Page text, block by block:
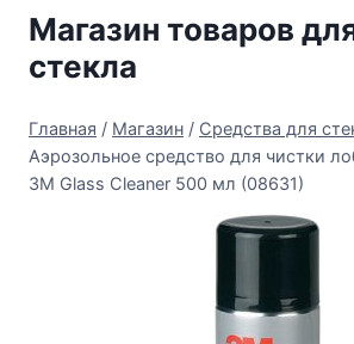
Перейти
содержимому
Магазин товаров
стекла
Главная / Магазин / Средства для
Аэрозольное средство для чистки
3M Glass Cleaner 500 мл (08631)